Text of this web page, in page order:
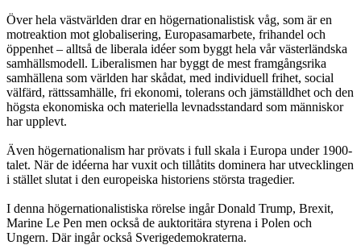
Över hela västvärlden drar en högernationalistisk våg, som är en
motreaktion mot globalisering, Europasamarbete, frihandel och
öppenhet – alltså de liberala idéer som byggt hela vår västerländska
samhällsmodell. Liberalismen har byggt de mest framgångsrika
samhällena som världen har skådat, med individuell frihet, social
välfärd, rättssamhälle, fri ekonomi, tolerans och jämställdhet och den
högsta ekonomiska och materiella levnadsstandard som människor
har upplevt.
Även högernationalism har prövats i full skala i Europa under 1900-
talet. När de idéerna har vuxit och tillåtits dominera har utvecklingen
i stället slutat i den europeiska historiens största tragedier.
I denna högernationalistiska rörelse ingår Donald Trump, Brexit,
Marine Le Pen men också de auktoritära styrena i Polen och
Ungern. Där ingår också Sverigedemokraterna.